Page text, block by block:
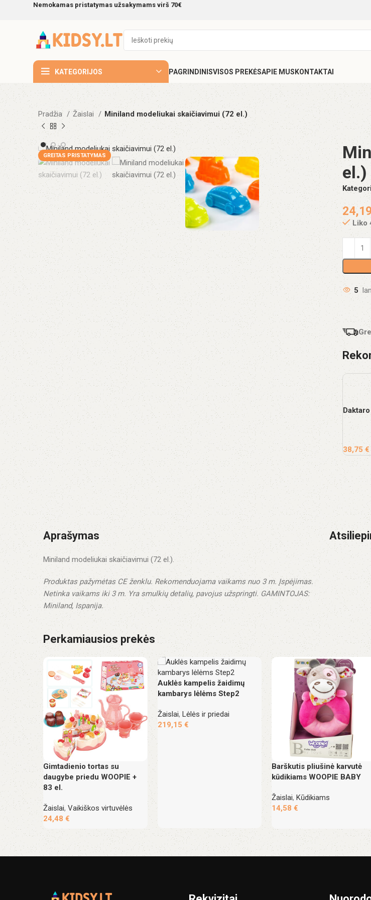
Nemokamas pristatymas užsakymams virš 70€
KATEGORIJOS PAGRINDINISVISOS PREKĖSAPIE MUSKONTAKTAI
Pradžia Žaislai Miniland modeliukai skaičiavimui (72 el.)
GREITAS PRISTATYMAS
el.)
Liko
5
38,75€
Aprašymas
Miniland modeliukai skaičiavimui (72 el.).
Produktas pažymėtas CE ženklu. Rekomenduojama vaikams nuo 3 m. Įspėjimas.
Netinka vaikams iki 3 m. Yra smulkių detalių, pavojus užspringti. GAMINTOJAS:
Miniland, Ispanija.
Perkamiausios prekės
Gimtadienio tortas su
daugybe priedu WOOPIE +
83 el.
Žaislai, Vaikiškos virtuvėlės
24,48 €
Auklės kampelis žaidimų
kambarys lėlėms Step2
Žaislai, Lėlės ir priedai
219,15 €
Barškutis pliušinė karvutė
kūdikiams WOOPIE BABY
Žaislai, Kūdikiams
14,58 €